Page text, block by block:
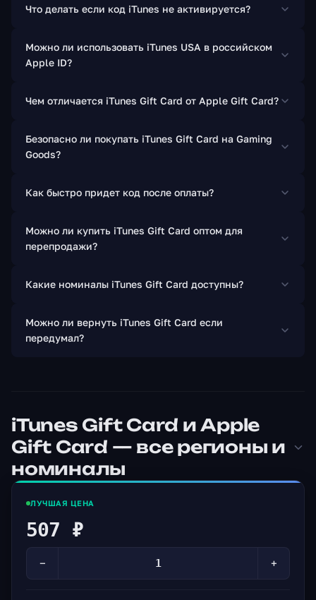
Что делать если код iTunes не активируется?
Можно ли использовать iTunes USA в российском
Apple ID?
Чем отличается iTunes Gift Card от Apple Gift Card?
Безопасно ли покупать iTunes Gift Card на Gaming
Goods?
Как быстро придет код после оплаты?
Можно ли купить iTunes Gift Card оптом для
перепродажи?
Какие номиналы iTunes Gift Card доступны?
Можно ли вернуть iTunes Gift Card если
передумал?
iTunes Gift Card и Apple
Gift Card — все регионы и
номиналы
ЛУЧШАЯ ЦЕНА
507 ₽
− +